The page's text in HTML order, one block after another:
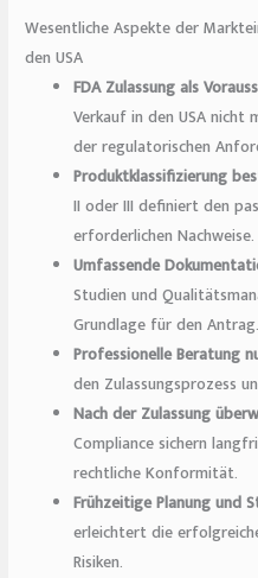
Wesentliche Aspekte der
den USA
FDA Zulassung als
Verkauf in den USA nicht
der regulatorischen
Produktklassifizierung
II oder III definiert den
erforderlichen Nachweise.
Umfassende
Studien und
Grundlage für den Antrag.
Professionelle Beratung
den Zulassungsprozess
Nach der Zulassung
Compliance sichern
rechtliche Konformität.
Frühzeitige Planung und
erleichtert die
Risiken.